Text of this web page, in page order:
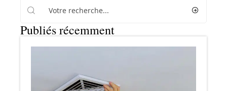
Publiés récemment